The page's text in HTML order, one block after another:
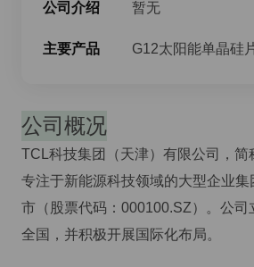
公司介绍 暂无
主要产品 G12太阳能单晶硅
公司概况
TCL科技集团（天津）有限公司，简
专注于新能源科技领域的大型企业集
市（股票代码：000100.SZ）。公司
全国，并积极开展国际化布局。